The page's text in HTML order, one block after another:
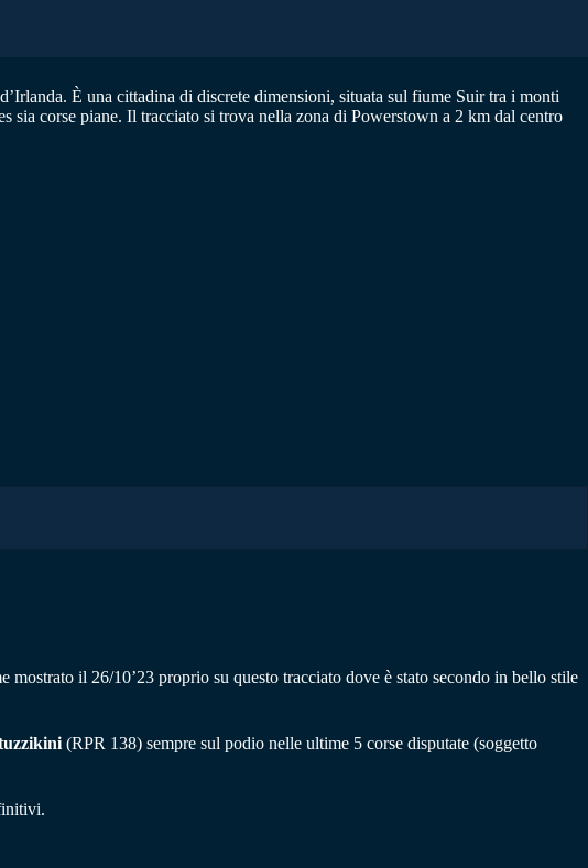
È una cittadina di discrete dimensioni, situata sul fiume Suir tra i monti
sia corse piane. Il tracciato si trova nella zona di Powerstown a 2 km dal centro
mostrato il 26/10’23 proprio su questo tracciato dove è stato secondo in bello stile
(RPR 138) sempre sul podio nelle ultime 5 corse disputate (soggetto